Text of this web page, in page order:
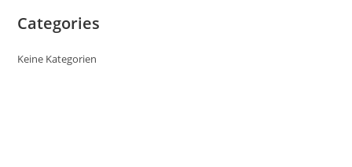
Categories
Keine Kategorien